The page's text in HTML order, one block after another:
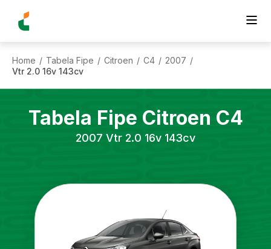
Home / Tabela Fipe / Citroen / C4 / 2007 /
Vtr 2.0 16v 143cv
Tabela Fipe Citroen C4
2007 Vtr 2.0 16v 143cv